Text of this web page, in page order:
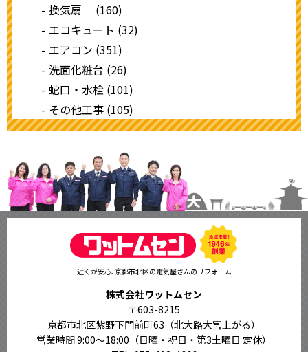
換気扇 (160)
エコキュート (32)
エアコン (351)
洗面化粧台 (26)
蛇口・水栓 (101)
その他工事 (105)
近くが安心､京都市北区の電気屋さんのリフォーム
株式会社ワットムセン
〒603-8215
京都市北区紫野下門前町63（北大路大宮上がる）
営業時間 9:00〜18:00 （日曜・祝日・第3土曜日 定休）